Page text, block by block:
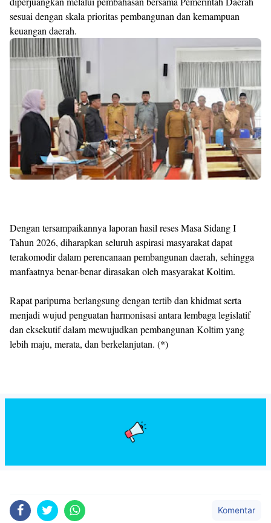
sesuai dengan skala prioritas pembangunan dan kemampuan
keuangan daerah.
Dengan tersampaikannya laporan hasil reses Masa Sidang I
Tahun 2026, diharapkan seluruh aspirasi masyarakat dapat
terakomodir dalam perencanaan pembangunan daerah, sehingga
manfaatnya benar-benar dirasakan oleh masyarakat Koltim.
Rapat paripurna berlangsung dengan tertib dan khidmat serta
menjadi wujud penguatan harmonisasi antara lembaga legislatif
dan eksekutif dalam mewujudkan pembangunan Koltim yang
lebih maju, merata, dan berkelanjutan. (*)
Komentar